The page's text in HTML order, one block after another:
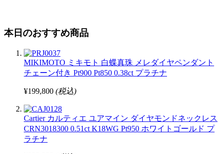
本日のおすすめ商品
MIKIMOTO ミキモト 白蝶真珠 メレダイヤペンダント
チェーン付き Pt900 Pt850 0.38ct プラチナ
¥199,800 (税込)
Cartier カルティエ ユアマイン ダイヤモンドネックレス
CRN3018300 0.51ct K18WG Pt950 ホワイトゴールド プ
ラチナ